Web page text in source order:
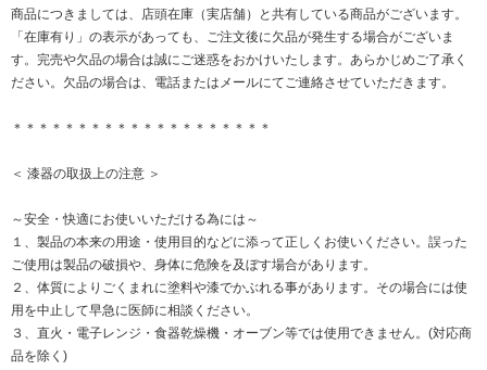
商品につきましては、店頭在庫（実店舗）と共有している商品がございます。
「在庫有り」の表示があっても、ご注文後に欠品が発生する場合がございま
す。完売や欠品の場合は誠にご迷惑をおかけいたします。あらかじめご了承く
ださい。欠品の場合は、電話またはメールにてご連絡させていただきます。
＊＊＊＊＊＊＊＊＊＊＊＊＊＊＊＊＊＊＊＊
＜ 漆器の取扱上の注意 ＞
～安全・快適にお使いいただける為には～
１、製品の本来の用途・使用目的などに添って正しくお使いください。誤った
ご使用は製品の破損や、身体に危険を及ぼす場合があります。
２、体質によりごくまれに塗料や漆でかぶれる事があります。その場合には使
用を中止して早急に医師に相談ください。
３、直火・電子レンジ・食器乾燥機・オーブン等では使用できません。(対応商
品を除く)